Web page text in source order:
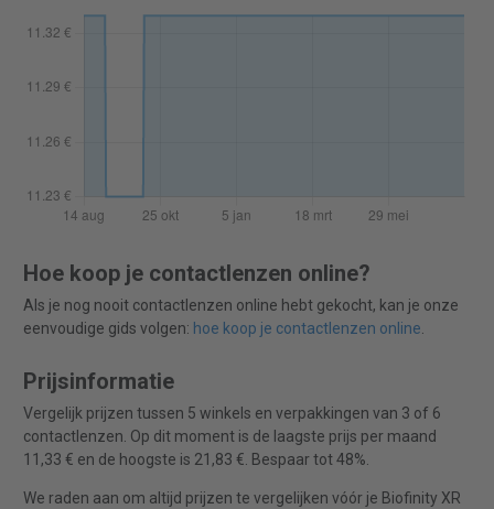
Hoe koop je contactlenzen online?
Als je nog nooit contactlenzen online hebt gekocht, kan je onze
eenvoudige gids volgen: hoe koop je contactlenzen online.
Prijsinformatie
Vergelijk prijzen tussen 5 winkels en verpakkingen van 3 of 6
contactlenzen. Op dit moment is de laagste prijs per maand
11,33 € en de hoogste is 21,83 €. Bespaar tot 48%.
We raden aan om altijd prijzen te vergelijken vóór je Biofinity XR